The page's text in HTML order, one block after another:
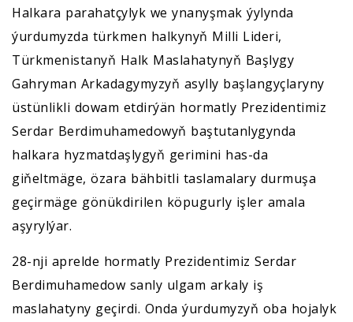
Halkara parahatçylyk we ynanyşmak ýylynda
ýurdumyzda türkmen halkynyň Milli Lideri,
Türkmenistanyň Halk Maslahatynyň Başlygy
Gahryman Arkadagymyzyň asylly başlangyçlaryny
üstünlikli dowam etdirýän hormatly Prezidentimiz
Serdar Berdimuhamedowyň baştutanlygynda
halkara hyzmatdaşlygyň gerimini has-da
giňeltmäge, özara bähbitli taslamalary durmuşa
geçirmäge gönükdirilen köpugurly işler amala
aşyrylýar.
28-nji aprelde hormatly Prezidentimiz Serdar
Berdimuhamedow sanly ulgam arkaly iş
maslahatyny geçirdi. Onda ýurdumyzyň oba hojalyk